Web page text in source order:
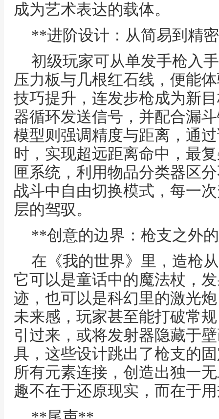
成为艺术表达的载体。
**进阶设计：从简易到精
初级玩家可从单发手枪入
压力板与几根红石线，便能
技巧提升，连发步枪成为新
器循环发送信号，并配合漏
模型则强调精度与距离，通
时，实现超远距离命中，最
匣系统，利用物品分类器区
战斗中自由切换模式，每一
层的驾驭。
**创意的边界：枪支之外
在《我的世界》里，造枪
它可以是童话中的魔法杖，
迹，也可以是科幻里的激光
未来感，玩家甚至能打破常
引过来，或将发射器隐藏于
具，这些设计跳出了枪支的
所有元素连接，创造出独一
趣不在于还原现实，而在于